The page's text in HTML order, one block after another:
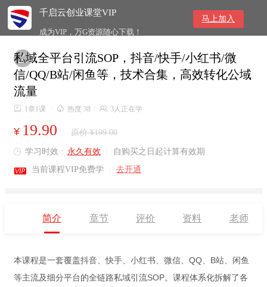
千启云创业课堂VIP
成为VIP，万G资源随心下载！
马上加入

私域全平台引流SOP，抖音/快手/小红书/微
信/QQ/B站/闲鱼等，技术合集，高效转化公域
流量
 1章1课  热度 38  3人正在学
¥ 19.90 原价 ¥199.00
 学习时效 : 永久有效 自购买之日起计算有效期
 当前课程VIP免费学 去开通
简介 章节 评价 资料 老师
本课程是一套覆盖抖音、快手、小红书、微信、QQ、B站、闲鱼
等主流及细分平台的全链路私域引流SOP。课程体系化拆解了各